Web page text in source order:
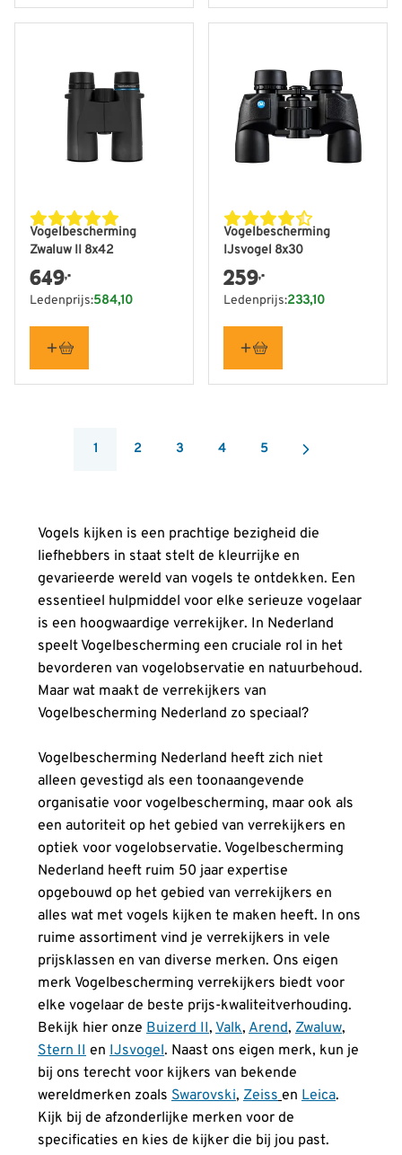
Vogelbescherming
Zwaluw II 8x42
649,-
Ledenprijs:584,10
Vogelbescherming
IJsvogel 8x30
259,-
Ledenprijs:233,10
You're currently reading page
1 Pagina
2 Pagina
3 Pagina
4 Pagina
5
Vogels kijken is een prachtige bezigheid die
liefhebbers in staat stelt de kleurrijke en
gevarieerde wereld van vogels te ontdekken. Een
essentieel hulpmiddel voor elke serieuze vogelaar
is een hoogwaardige verrekijker. In Nederland
speelt Vogelbescherming een cruciale rol in het
bevorderen van vogelobservatie en natuurbehoud.
Maar wat maakt de verrekijkers van
Vogelbescherming Nederland zo speciaal?
Vogelbescherming Nederland heeft zich niet
alleen gevestigd als een toonaangevende
organisatie voor vogelbescherming, maar ook als
een autoriteit op het gebied van verrekijkers en
optiek voor vogelobservatie. Vogelbescherming
Nederland heeft ruim 50 jaar expertise
opgebouwd op het gebied van verrekijkers en
alles wat met vogels kijken te maken heeft. In ons
ruime assortiment vind je verrekijkers in vele
prijsklassen en van diverse merken. Ons eigen
merk Vogelbescherming verrekijkers biedt voor
elke vogelaar de beste prijs-kwaliteitverhouding.
Bekijk hier onze Buizerd II, Valk, Arend, Zwaluw,
Stern II en IJsvogel. Naast ons eigen merk, kun je
bij ons terecht voor kijkers van bekende
wereldmerken zoals Swarovski, Zeiss en Leica.
Kijk bij de afzonderlijke merken voor de
specificaties en kies de kijker die bij jou past.